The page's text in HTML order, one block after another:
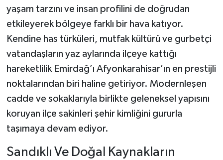
yaşam tarzını ve insan profilini de doğrudan
etkileyerek bölgeye farklı bir hava katıyor.
Kendine has türküleri, mutfak kültürü ve gurbetçi
vatandaşların yaz aylarında ilçeye kattığı
hareketlilik Emirdağ’ı Afyonkarahisar’ın en prestijli
noktalarından biri haline getiriyor. Modernleşen
cadde ve sokaklarıyla birlikte geleneksel yapısını
koruyan ilçe sakinleri şehir kimliğini gururla
taşımaya devam ediyor.
Sandıklı Ve Doğal Kaynakların